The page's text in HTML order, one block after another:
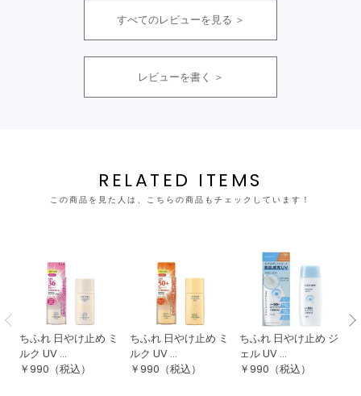
すべてのレビューを見る
レビューを書く
RELATED ITEMS
この商品を見た人は、こちらの商品もチェックしています！
ちふれ 日やけ止め ミ
ルク UV ...
￥990 （税込）
ちふれ 日やけ止め ミ
ルク UV ...
￥990 （税込）
ちふれ 日やけ止め ジ
ェル UV ...
￥990 （税込）